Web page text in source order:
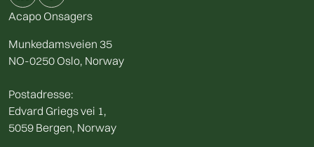
Acapo Onsagers
Munkedamsveien 35
NO-0250 Oslo, Norway
Postadresse:
Edvard Griegs vei 1,
5059 Bergen, Norway